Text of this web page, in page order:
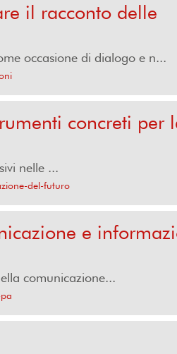
il racconto delle
occasione di dialogo e n...
concreti per
nelle ...
del-futuro
e
comunicazione...